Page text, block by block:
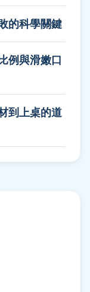
的科學關鍵
例與滑嫩口
到上桌的道